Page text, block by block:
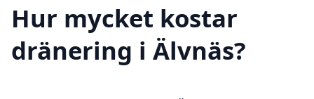
Hur mycket kostar
dränering i Älvnäs?